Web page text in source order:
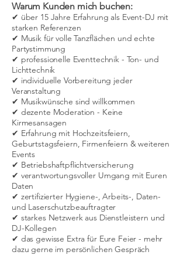
Warum Kunden mich buchen:
✔ über 15 Jahre Erfahrung als Event-DJ mit
starken Referenzen
✔ Musik für volle Tanzflächen und echte
Partystimmung
✔ professionelle Eventtechnik - Ton- und
Lichttechnik
✔ individuelle Vorbereitung jeder
Veranstaltung
✔ Musikwünsche sind willkommen
✔ dezente Moderation - Keine
Kirmesansagen
✔ Erfahrung mit Hochzeitsfeiern,
Geburtstagsfeiern, Firmenfeiern & weiteren
Events
✔ Betriebshaftpflichtversicherung
✔ verantwortungsvoller Umgang mit Euren
Daten
✔ zertifizierter Hygiene-, Arbeits-, Daten-
und Laserschutzbeauftragter
✔ starkes Netzwerk aus Dienstleistern und
DJ-Kollegen
✔ das gewisse Extra für Eure Feier - mehr
dazu gerne im persönlichen Gespräch